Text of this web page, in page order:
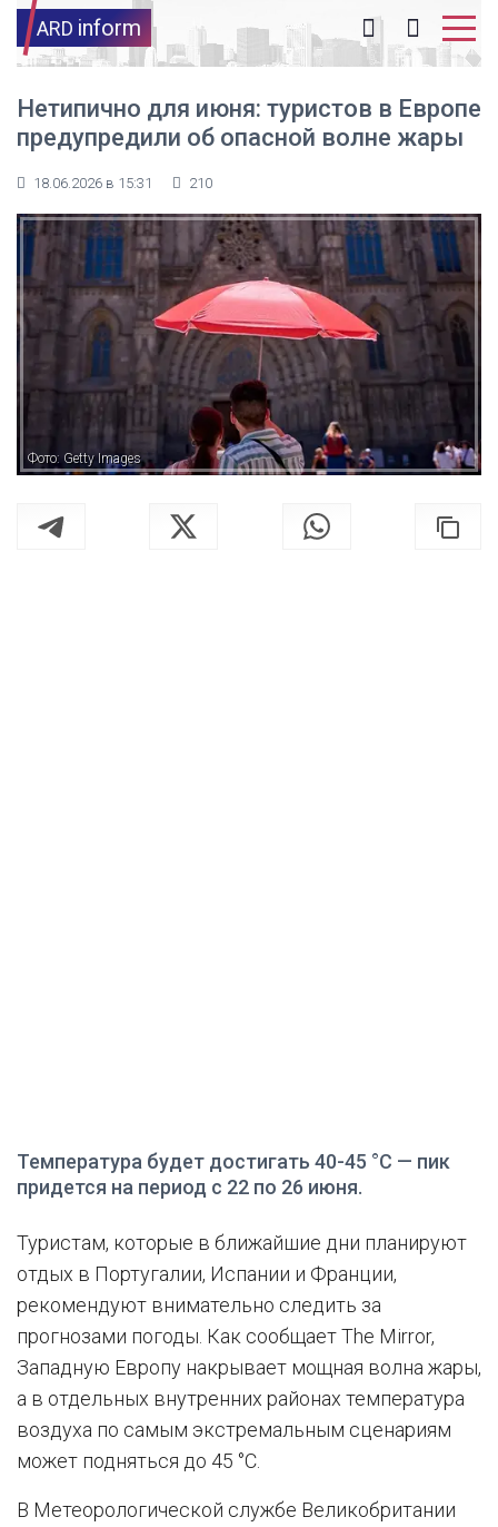
ARD inform
Нетипично для июня: туристов в Европе
предупредили об опасной волне жары
18.06.2026 в 15:31 210
Фото: Getty Images
Температура будет достигать 40-45 °C — пик
придется на период с 22 по 26 июня.
Туристам, которые в ближайшие дни планируют
отдых в Португалии, Испании и Франции,
рекомендуют внимательно следить за
прогнозами погоды. Как сообщает The Mirror,
Западную Европу накрывает мощная волна жары,
а в отдельных внутренних районах температура
воздуха по самым экстремальным сценариям
может подняться до 45 °C.
В Метеорологической службе Великобритании